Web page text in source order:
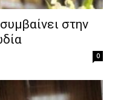
στην
0